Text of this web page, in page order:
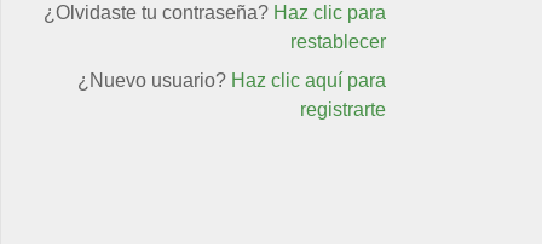
¿Olvidaste tu contraseña? Haz clic para
restablecer
¿Nuevo usuario? Haz clic aquí para
registrarte